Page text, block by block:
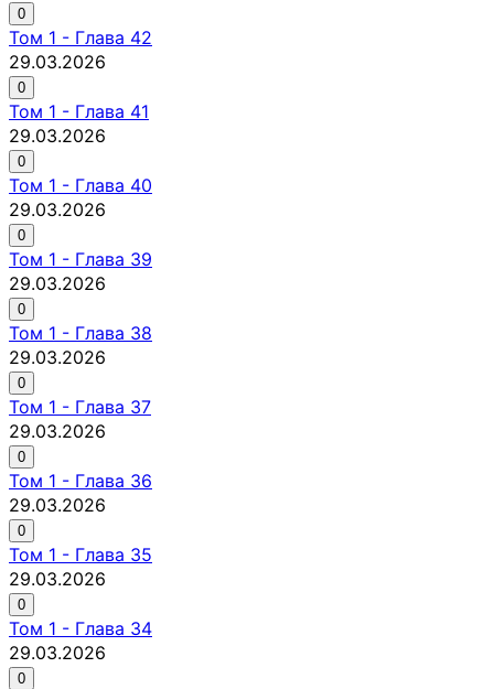
0
Том 1 - Глава 42
29.03.2026
0
Том 1 - Глава 41
29.03.2026
0
Том 1 - Глава 40
29.03.2026
0
Том 1 - Глава 39
29.03.2026
0
Том 1 - Глава 38
29.03.2026
0
Том 1 - Глава 37
29.03.2026
0
Том 1 - Глава 36
29.03.2026
0
Том 1 - Глава 35
29.03.2026
0
Том 1 - Глава 34
29.03.2026
0